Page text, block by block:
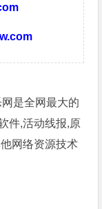
是全网最大的
件,活动线报,原
网络资源技术